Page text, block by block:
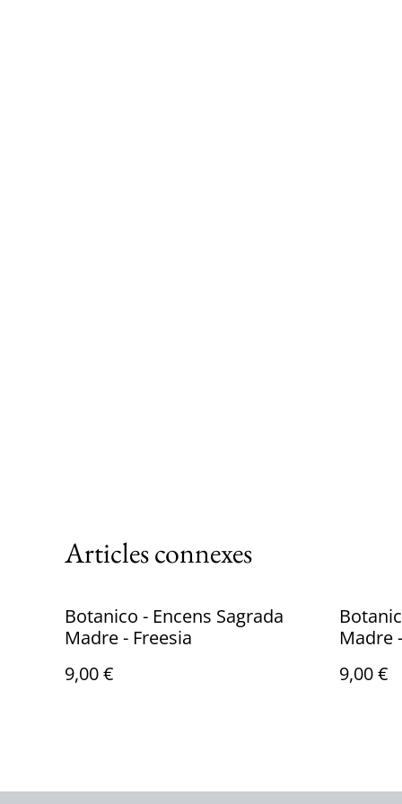
Articles connexes
Botanico - Encens Sagrada
Madre - Freesia
9,00 €
Madre
9,00 €